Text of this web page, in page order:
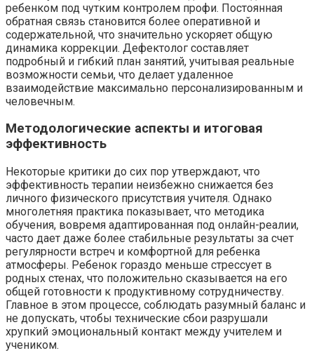
ребенком под чутким контролем профи. Постоянная
обратная связь становится более оперативной и
содержательной, что значительно ускоряет общую
динамика коррекции. Дефектолог составляет
подробный и гибкий план занятий, учитывая реальные
возможности семьи, что делает удаленное
взаимодействие максимально персонализированным и
человечным.
Методологические аспекты и итоговая
эффективность
Некоторые критики до сих пор утверждают, что
эффективность терапии неизбежно снижается без
личного физического присутствия учителя. Однако
многолетняя практика показывает, что методика
обучения, вовремя адаптированная под онлайн-реалии,
часто дает даже более стабильные результаты за счет
регулярности встреч и комфортной для ребенка
атмосферы. Ребенок гораздо меньше стрессует в
родных стенах, что положительно сказывается на его
общей готовности к продуктивному сотрудничеству.
Главное в этом процессе, соблюдать разумный баланс и
не допускать, чтобы технические сбои разрушали
хрупкий эмоциональный контакт между учителем и
учеником.